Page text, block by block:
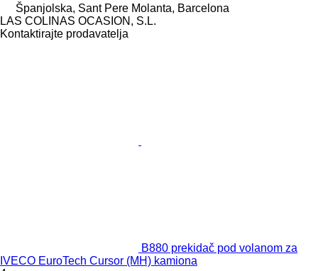
Španjolska, Sant Pere Molanta, Barcelona
LAS COLINAS OCASION, S.L.
Kontaktirajte prodavatelja
B880 prekidač pod volanom za
IVECO EuroTech Cursor (MH) kamiona